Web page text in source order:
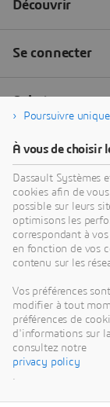
Poursuivre
À vous de choisir
Dassault Systèmes
cookies afin de
possible sur leurs
optimisons les
correspondant à
en fonction de vos
contenu sur les
Vos préférences
modifier à tout
préférences de
d'informations sur
consultez notre
privacy policy
.